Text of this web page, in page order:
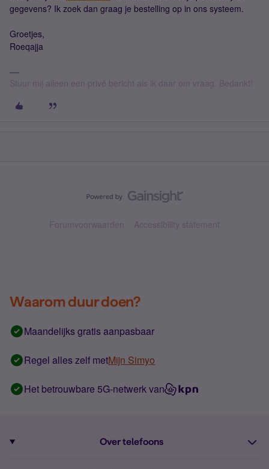
gegevens? Ik zoek dan graag je bestelling op in ons systeem.
Groetjes,
Roeqajja
Stuur mij alleen een privé bericht als ik daar om vraag. Bedankt!
Forumvoorwaarden Accessibility statement
Waarom duur doen?
Maandelijks gratis aanpasbaar
Regel alles zelf metMijn Simyo
Het betrouwbare 5G-netwerk van
Over telefoons